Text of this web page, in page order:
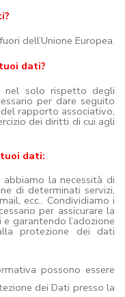
dell’Unione Europea.
dati?
nel solo rispetto degli
per dare seguito
rapporto associativo,
dei diritti di cui agli
dati:
la necessità di
di determinati servizi,
ecc.. Condividiamo i
per assicurare la
garantendo l’adozione
protezione dei dati
possono essere
dei Dati presso la